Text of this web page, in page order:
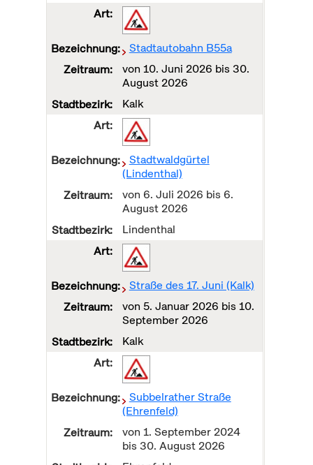
Stadtautobahn B55a
von 10. Juni 2026 bis30.
August 2026
Kalk
Stadtwaldgürtel
(Lindenthal)
von 6. Juli 2026 bis 6.
August 2026
Lindenthal
Straße des 17. Juni (Kalk)
von 5. Januar 2026 bis10.
September 2026
Kalk
Subbelrather Straße
(Ehrenfeld)
von 1. September 2024
bis 30. August 2026